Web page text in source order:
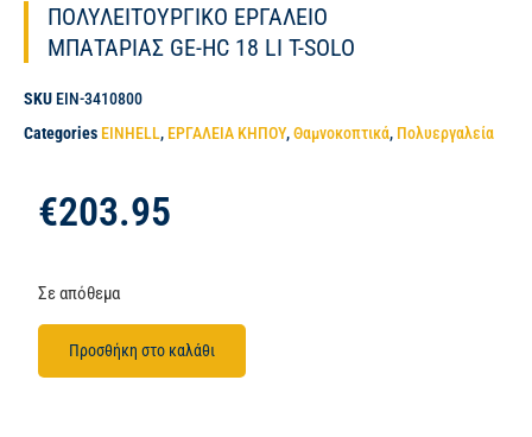
ΠΟΛΥΛΕΙΤΟΥΡΓΙΚΟ ΕΡΓΑΛΕΙΟ
ΜΠΑΤΑΡΙΑΣ GE-HC 18 LI T-SOLO
SKU EIN-3410800
Categories EINHELL, ΕΡΓΑΛΕΙΑ ΚΗΠΟΥ,Θαμνοκοπτικά, Πολυεργαλεία
€203.95
Σε απόθεμα
Προσθήκη στο καλάθι